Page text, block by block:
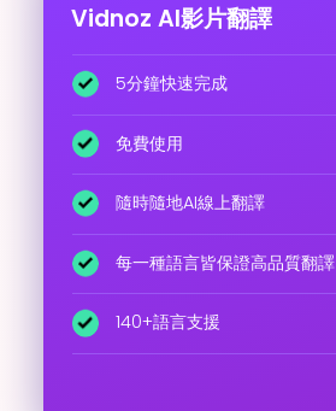
Vidnoz AI影片翻譯
5分鐘快速完成
免費使用
隨時隨地AI線上翻譯
每一種語言皆保證高品質翻譯
140+語言支援